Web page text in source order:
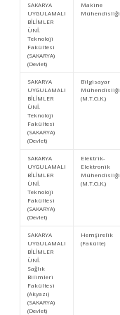
SAKARYA
UYGULAMALI
BİLİMLER
ÜNİ.
Teknoloji
Fakültesi
(SAKARYA)
(Devlet)
Makine
Mühendisliği
SAKARYA
UYGULAMALI
BİLİMLER
ÜNİ.
Teknoloji
Fakültesi
(SAKARYA)
(Devlet)
Bilgisayar
Mühendisliği
(M.T.O.K.)
SAKARYA
UYGULAMALI
BİLİMLER
ÜNİ.
Teknoloji
Fakültesi
(SAKARYA)
(Devlet)
Elektrik-
Elektronik
Mühendisliği
(M.T.O.K.)
SAKARYA
UYGULAMALI
BİLİMLER
ÜNİ.
Sağlık
Bilimleri
Fakültesi
(Akyazı)
(SAKARYA)
(Devlet)
Hemşirelik
(Fakülte)